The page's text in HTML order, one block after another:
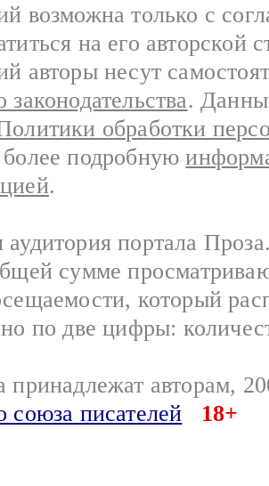
возможна только с
на его авторской
авторы несут
законодательства.
обработки
более подробную
.
портала
сумме
который
по две цифры:
принадлежат авторам,
союза писателей
18+